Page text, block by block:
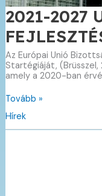
2021-2027
Az Európai Unió
Startégiáját, (Brüsszel,
amely a 2020-ban
2021-
UNIÓS
FEJLESZTÉSPOLITIKA
Tovább »
Hírek